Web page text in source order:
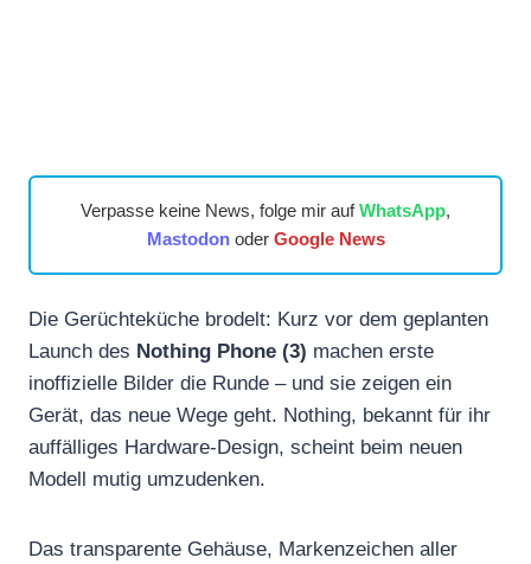
Verpasse keine News, folge mir aufWhatsApp,
Mastodonoder Google News
Die Gerüchteküche brodelt: Kurz vor dem geplanten
Launch des Nothing Phone (3) machen erste
inoffizielle Bilder die Runde – und sie zeigen ein
Gerät, das neue Wege geht. Nothing, bekannt für ihr
auffälliges Hardware-Design, scheint beim neuen
Modell mutig umzudenken.
Das transparente Gehäuse, Markenzeichen aller